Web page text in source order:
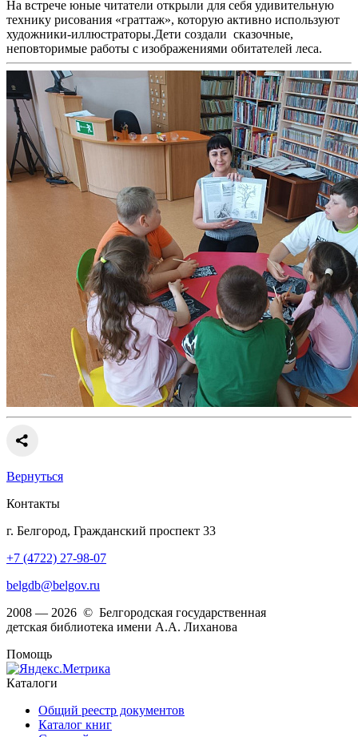
На встрече юные читатели открыли для себя удивительную
технику рисования «граттаж», которую активно используют
художники-иллюстраторы.Дети создали сказочные,
неповторимые работы с изображениями обитателей леса.
Вернуться
Контакты
г. Белгород, Гражданский проспект 33
+7 (4722) 27-98-07
belgdb@belgov.ru
2008 — 2026 © Белгородская государственная
детская библиотека имени А.А. Лиханова
Помощь
Каталоги
Общий реестр документов
Каталог книг